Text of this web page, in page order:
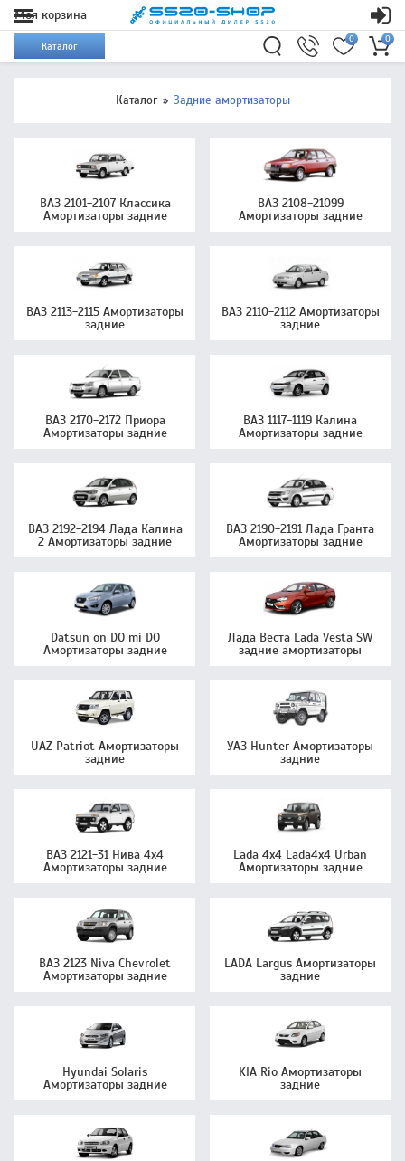
Моя корзина
Каталог
0
0
Каталог Задние амортизаторы
ВАЗ 2101-2107 Классика
Амортизаторы задние
ВАЗ 2108-21099
Амортизаторы задние
ВАЗ 2113-2115 Амортизаторы
задние
ВАЗ 2110-2112 Амортизаторы
задние
ВАЗ 2170-2172 Приора
Амортизаторы задние
ВАЗ 1117-1119 Калина
Амортизаторы задние
ВАЗ 2192-2194 Лада Калина
2 Амортизаторы задние
ВАЗ 2190-2191 Лада Гранта
Амортизаторы задние
Datsun on DO mi DO
Амортизаторы задние
Лада Веста Lada Vesta SW
задние амортизаторы
UAZ Patriot Амортизаторы
задние
УАЗ Hunter Амортизаторы
задние
ВАЗ 2121-31 Нива 4х4
Амортизаторы задние
Lada 4x4 Lada4x4 Urban
Амортизаторы задние
ВАЗ 2123 Niva Chevrolet
Амортизаторы задние
LADA Largus Амортизаторы
задние
Hyundai Solaris
Амортизаторы задние
KIA Rio Амортизаторы
задние